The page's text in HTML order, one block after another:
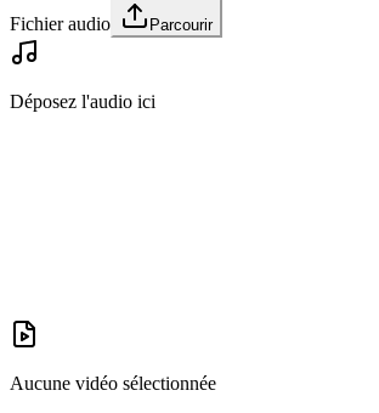
Fichier audio Parcourir
Déposez l'audio ici
Aucune vidéo sélectionnée